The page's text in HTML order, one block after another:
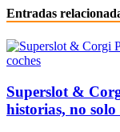
Entradas
Superslot &
historias, no solo